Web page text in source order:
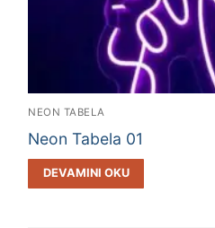
NEON TABELA
Neon Tabela 01
DEVAMINI OKU